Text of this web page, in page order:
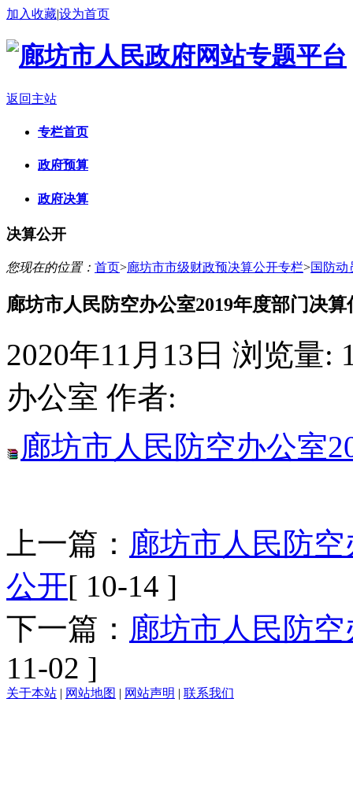
加入收藏|设为首页
返回主站
专栏首页
政府预算
政府决算
决算公开
您现在的位置： 首页>廊坊市市级财政预决算公开专栏>国防动
廊坊市人民防空办公室2019年度部门决算
2020年11月13日 浏览量:
办公室 作者:
廊坊市人民防空办公室
上一篇： 廊坊市人民防
公开[ 10-14 ]
下一篇： 廊坊市人民防
11-02 ]
关于本站 | 网站地图 | 网站声明 | 联系我们